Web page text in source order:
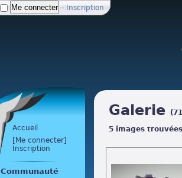
- Inscription
Accueil
[Me connecter]
Inscription
Communauté
Galerie
5 images